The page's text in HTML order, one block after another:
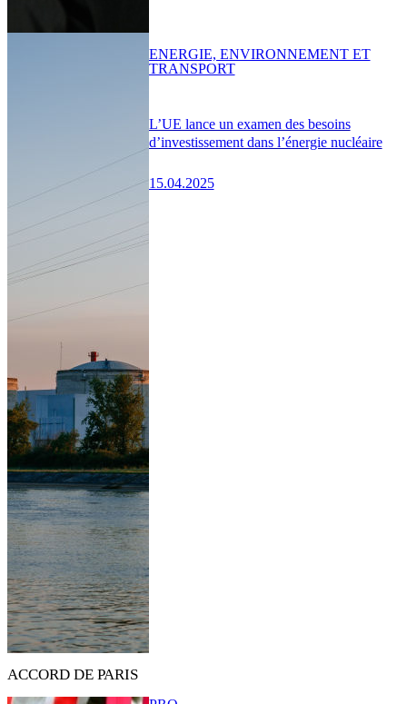
L’UE lance un examen des besoins
d’investissement dans l’énergie nucléaire
15.04.2025
ENERGIE, ENVIRONNEMENT ET
TRANSPORT
ACCORD DE PARIS